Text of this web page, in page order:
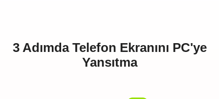
3 Adımda Telefon Ekranını PC'ye
Yansıtma